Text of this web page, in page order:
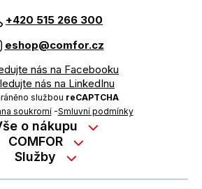
+420 515 266 300
eshop@comfor.cz
nás na Facebooku
nás na LinkedInu
službou reCAPTCHA
soukromí-Smluvní podmínky
o nákupu
Nákup na splátky
Možnosti platby
COMFOR
Kontakty
Kariéra
Služby